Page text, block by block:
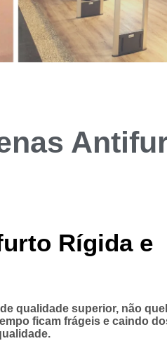
Rígida e
qualidade superior, não
ficam frágeis e caindo